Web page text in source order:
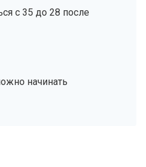
с 35 до 28 после
начинать